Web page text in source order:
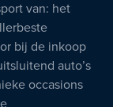
van: het
bij de inkoop
auto’s
occasions